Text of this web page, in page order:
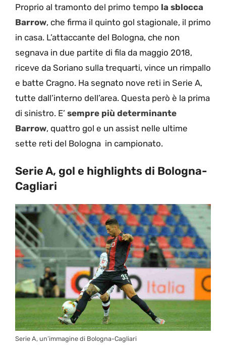
Proprio al tramonto del primo tempo la sblocca
Barrow, che firma il quinto gol stagionale, il primo
in casa. L’attaccante del Bologna, che non
segnava in due partite di fila da maggio 2018,
riceve da Soriano sulla trequarti, vince un rimpallo
e batte Cragno. Ha segnato nove reti in Serie A,
tutte dall’interno dell’area. Questa però è la prima
di sinistro. E’ sempre più determinante
Barrow, quattro gol e un assist nelle ultime
sette reti del Bologna in campionato.
Serie A, gol e highlights di Bologna-
Cagliari
Serie A, un’immagine di Bologna-Cagliari